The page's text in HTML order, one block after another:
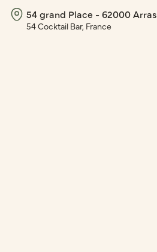
54 grand Place - 62000 Arras
54 Cocktail Bar, France